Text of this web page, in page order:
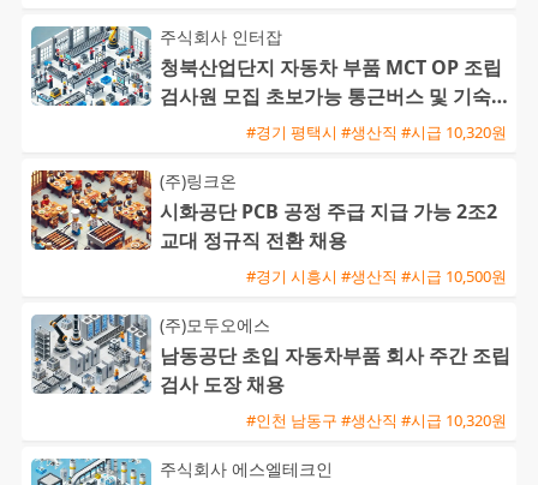
주식회사 인터잡
청북산업단지 자동차 부품 MCT OP 조립
검사원 모집 초보가능 통근버스 및 기숙사
#경기 평택시 #생산직 #시급 10,320원
(주)링크온
시화공단 PCB 공정 주급 지급 가능 2조2
교대 정규직 전환 채용
#경기 시흥시 #생산직 #시급 10,500원
(주)모두오에스
남동공단 초입 자동차부품 회사 주간 조립
검사 도장 채용
#인천 남동구 #생산직 #시급 10,320원
주식회사 에스엘테크인